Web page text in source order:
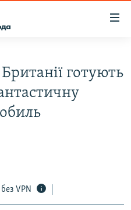
готують
VPN